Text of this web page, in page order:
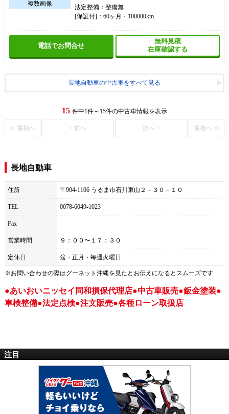
法定整備：整備無
[保証付]：60ヶ月・100000km
電話でお問合せ
無料見積
在庫確認する
長地自動車の中古車をすべて見る
15 件中1件～15件の中古車情報を表示
≪ 最初へ < 前へ 次へ > 最後へ ≫
長地自動車
住所 〒904-1106 うるま市石川東山２－３０－１０
TEL 0078-6049-1023
Fax
営業時間 ９：００〜１７：３０
定休日 盆・正月・毎週火曜日
※お問い合わせの際はグーネット沖縄を見たとお伝えになるとスムーズです
●あいおいニッセイ同和損保代理店●中古車販売●鈑金塗装●
車検整備●法定点検●注文販売●各種ローン取扱店
注目